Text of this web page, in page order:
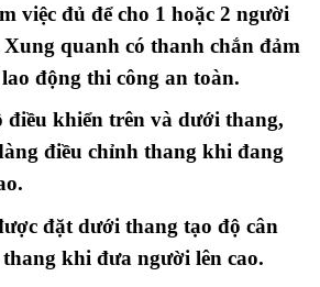
việc đủ để cho 1 hoặc 2 người
quanh có thanh chắn đảm
động thi công an toàn.
điều khiển trên và dưới thang,
điều chỉnh thang khi đang
đặt dưới thang tạo độ cân
khi đưa người lên cao.